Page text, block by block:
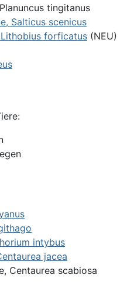
tingitanus
Salticus scenicus
Lithobius forficatus (NEU)
intybus
jacea
Centaurea scabiosa